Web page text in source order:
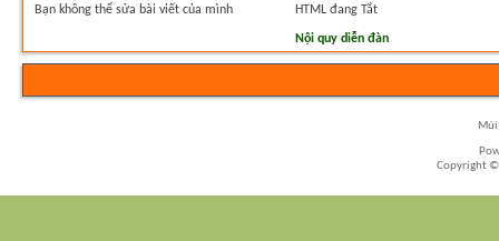
Bạn không thể sửa bài viết của mình
HTML đang Tắt
Nội quy diễn đàn
Múi
Copyright ©